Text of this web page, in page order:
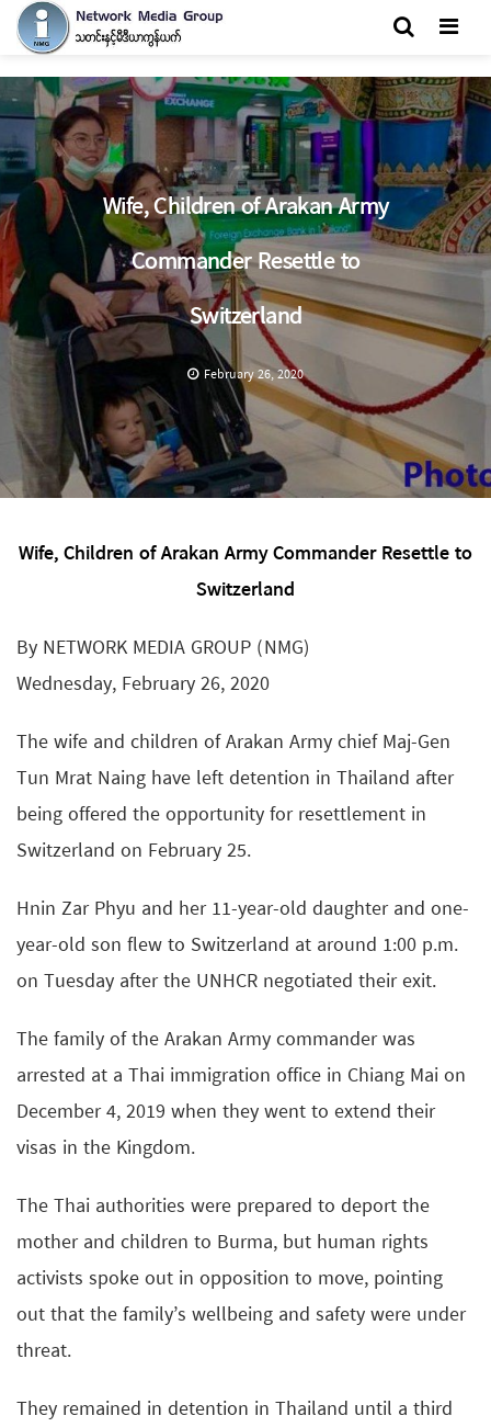
Wife, Children of Arakan Army
Commander Resettle to
Switzerland
February 26, 2020
Wife, Children of Arakan Army Commander Resettle to
Switzerland
By NETWORK MEDIA GROUP (NMG)
Wednesday, February 26, 2020
The wife and children of Arakan Army chief Maj-Gen
Tun Mrat Naing have left detention in Thailand after
being offered the opportunity for resettlement in
Switzerland on February 25.
Hnin Zar Phyu and her 11-year-old daughter and one-
year-old son flew to Switzerland at around 1:00 p.m.
on Tuesday after the UNHCR negotiated their exit.
The family of the Arakan Army commander was
arrested at a Thai immigration office in Chiang Mai on
December 4, 2019 when they went to extend their
visas in the Kingdom.
The Thai authorities were prepared to deport the
mother and children to Burma, but human rights
activists spoke out in opposition to move, pointing
out that the family’s wellbeing and safety were under
threat.
They remained in detention in Thailand until a third